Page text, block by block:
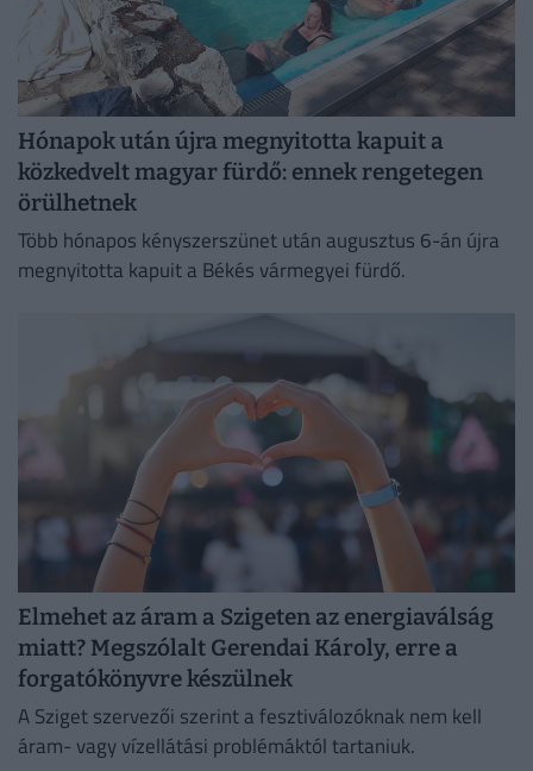
Hónapok után újra megnyitotta kapuit a
közkedvelt magyar fürdő: ennek rengetegen
örülhetnek
Több hónapos kényszerszünet után augusztus 6-án újra
megnyitotta kapuit a Békés vármegyei fürdő.
Elmehet az áram a Szigeten az energiaválság
miatt? Megszólalt Gerendai Károly, erre a
forgatókönyvre készülnek
A Sziget szervezői szerint a fesztiválozóknak nem kell
áram- vagy vízellátási problémáktól tartaniuk.